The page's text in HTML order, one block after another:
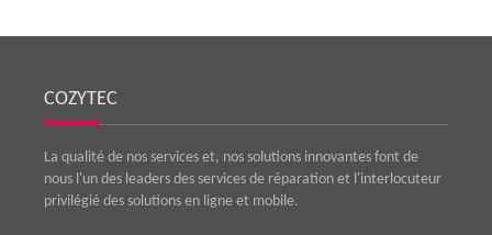
COZYTEC
La qualité de nos services et, nos solutions innovantes font de
nous l'un des leaders des services de réparation et l'interlocuteur
privilégié des solutions en ligne et mobile.